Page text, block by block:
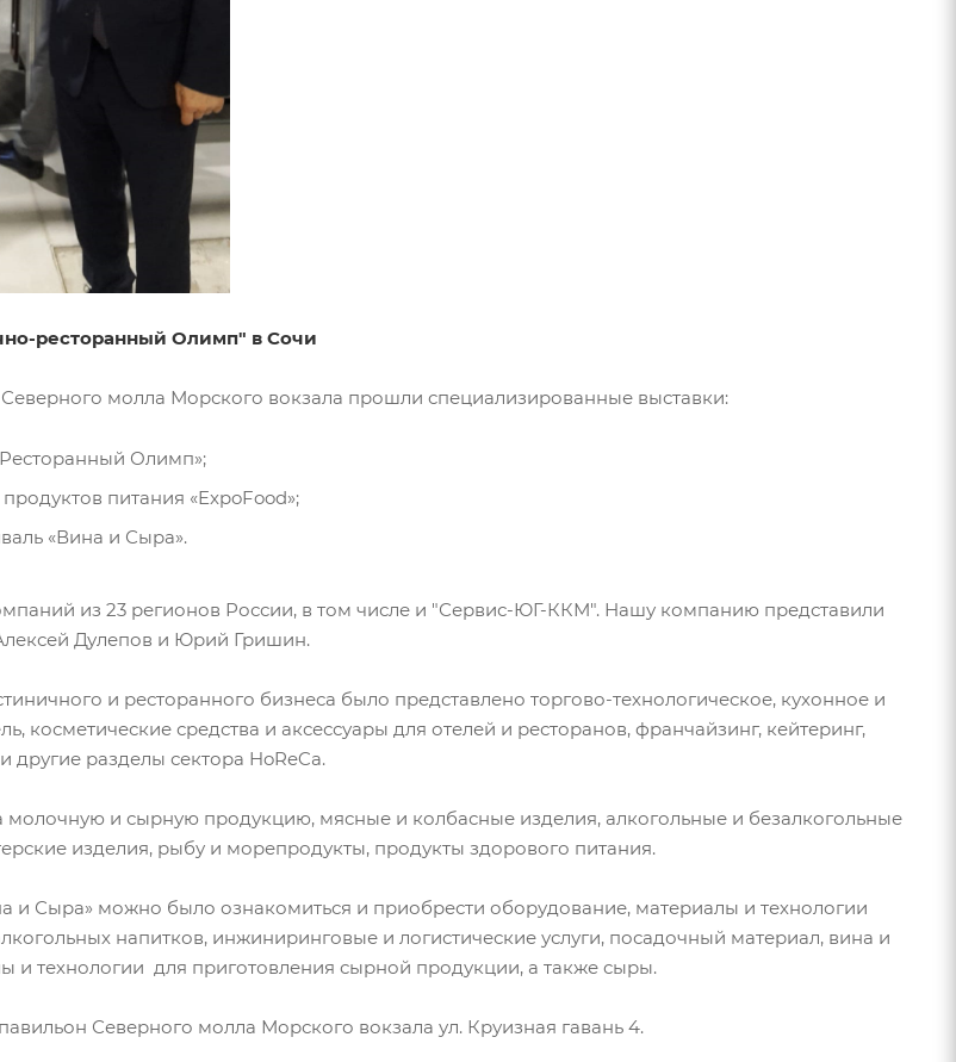
ресторанный Олимп" в Сочи
молла Морского вокзала прошли специализированные выставки:
Олимп»;
питания «ExpoFood»;
«Вина и Сыра».
из 23 регионов России, в том числе и "Сервис-ЮГ-ККМ". Нашу компанию представили
Дулепов и Юрий Гришин.
и ресторанного бизнеса было представлено торгово-технологическое, кухонное и
косметические средства и аксессуары для отелей и ресторанов, франчайзинг, кейтеринг,
другие разделы сектора HoReCa.
молочную и сырную продукцию, мясные и колбасные изделия, алкогольные и безалкогольные
изделия, рыбу и морепродукты, продукты здорового питания.
и Сыра» можно было ознакомиться и приобрести оборудование, материалы и технологии
напитков, инжиниринговые и логистические услуги, посадочный материал, вина и
и технологии для приготовления сырной продукции, а также сыры.
Северного молла Морского вокзала ул. Круизная гавань 4.